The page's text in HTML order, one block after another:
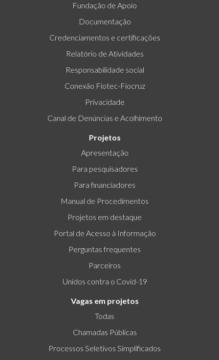
Fundação de Apoio
Documentação
Credenciamentos e certificações
Relatório de Atividades
Responsabilidade social
Conexão Fiotec-Fiocruz
Privacidade
Canal de Denúncias e Acolhimento
Projetos
Apresentação
Para pesquisadores
Para financiadores
Manual de Procedimentos
Projetos em destaque
Portal de Acesso à Informação
Perguntas frequentes
Parceiros
Unidos contra o Covid-19
Vagas em projetos
Todas
Chamadas Públicas
Processos Seletivos Simplificados